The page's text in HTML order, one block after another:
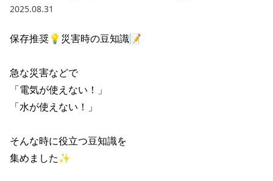
2025.08.31
保存推奨💡災害時の豆知識📝
急な災害などで
「電気が使えない！」
「水が使えない！」
そんな時に役立つ豆知識を
集めました✨